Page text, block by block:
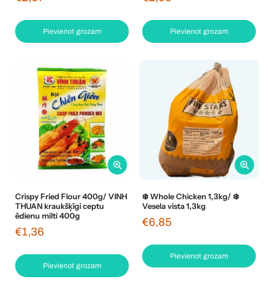
Pievienot grozam Pievienot grozam
Crispy Fried Flour 400g/ VINH
THUAN kraukšķīgi ceptu
ēdienu milti 400g
€1,36
Pievienot grozam
❄️ Whole Chicken 1,3kg/ ❄️
Vesela vista 1,3kg
€6,85
Pievienot grozam